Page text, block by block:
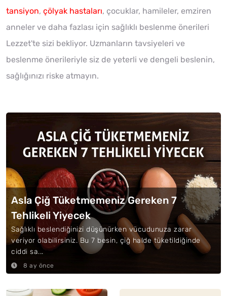
tansiyon, çölyak hastaları, çocuklar, hamileler, emziren
anneler ve daha fazlası için sağlıklı beslenme önerileri
Lezzet'te sizi bekliyor. Uzmanların tavsiyeleri ve
beslenme önerileriyle siz de yeterli ve dengeli beslenin,
sağlığınızı riske atmayın.
Asla Çiğ Tüketmemeniz Gereken 7
Tehlikeli Yiyecek
Sağlıklı beslendiğinizi düşünürken vücudunuza zarar
veriyor olabilirsiniz. Bu 7 besin, çiğ halde tüketildiğinde
ciddi sa...
8 ay önce